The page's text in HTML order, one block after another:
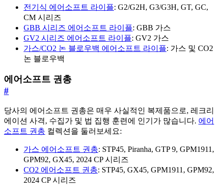
전기식 에어소프트 라이플: G2/G2H, G3/G3H, GT, GC,
CM 시리즈
GBB 시리즈 에어소프트 라이플: GBB 가스
GV2 시리즈 에어소프트 라이플: GV2 가스
가스/CO2 논 블로우백 에어소프트 라이플: 가스 및 CO2
논 블로우백
에어소프트 권총
#
당사의 에어소프트 권총은 매우 사실적인 복제품으로, 레크리
에이션 사격, 수집가 및 법 집행 훈련에 인기가 많습니다. 에어
소프트 권총 컬렉션을 둘러보세요:
가스 에어소프트 권총: STP45, Piranha, GTP 9, GPM1911,
GPM92, GX45, 2024 CP 시리즈
CO2 에어소프트 권총: STP45, GX45, GPM1911, GPM92,
2024 CP 시리즈